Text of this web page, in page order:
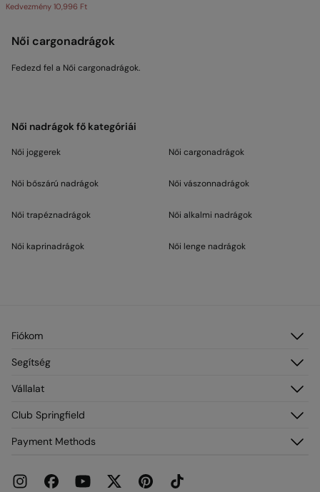
Kedvezmény 10,996 Ft
Női cargonadrágok
Fedezd fel a Női cargonadrágok.
Női nadrágok fő kategóriái
Női joggerek
Női bőszárú nadrágok
Női trapéznadrágok
Női kaprinadrágok
Női cargonadrágok
Női vászonnadrágok
Női alkalmi nadrágok
Női lenge nadrágok
Fiókom
Regisztráció
Címeim
Segítség
Szállítás
Aktuális promóciók
Ajándékkártya
Vállalat
Franchise
Sajtó
Üzletek
Club Springfield
Csatlakozz most
Payment Methods